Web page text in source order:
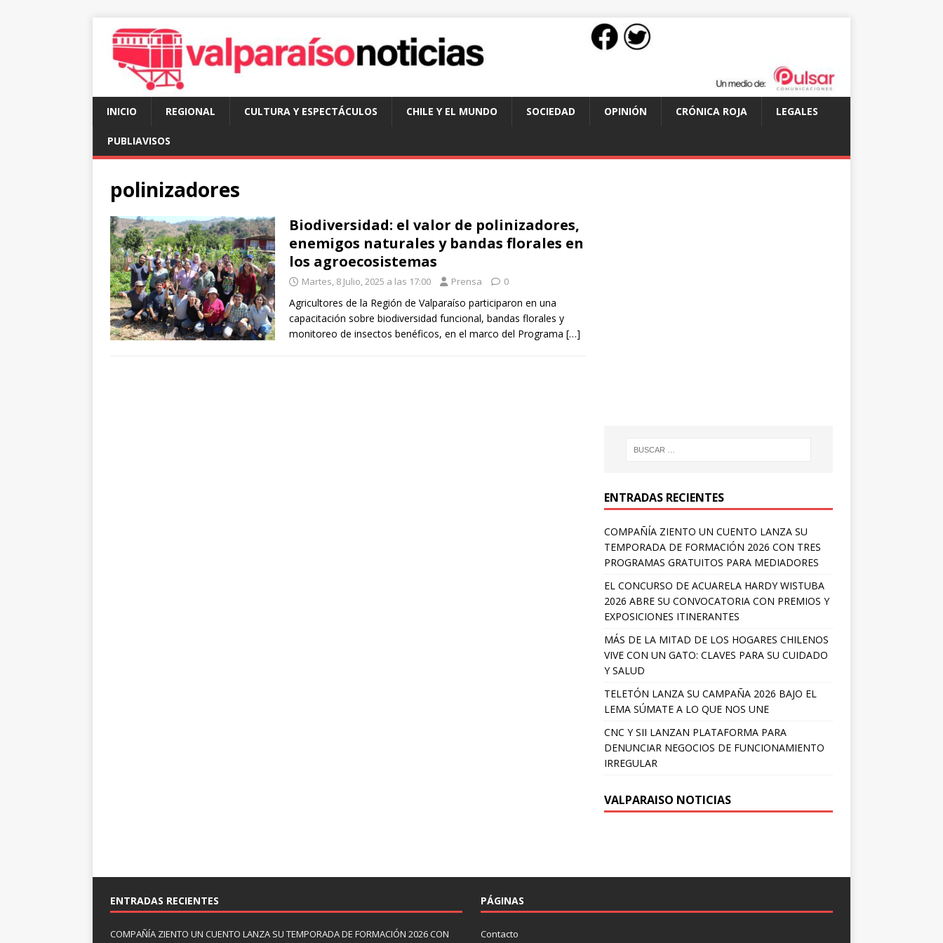
INICIO REGIONAL CULTURA Y ESPECTÁCULOS CHILE Y EL MUNDO SOCIEDAD OPINIÓN CRÓNICA ROJA LEGALES
PUBLIAVISOS
polinizadores
Biodiversidad: el valor de polinizadores,
enemigos naturales y bandas florales en
los agroecosistemas
Martes, 8 Julio, 2025 a las 17:00 Prensa 0
Agricultores de la Región de Valparaíso participaron en una
capacitación sobre biodiversidad funcional, bandas florales y
monitoreo de insectos benéficos, en el marco del Programa […]
ENTRADAS RECIENTES
COMPAÑÍA ZIENTO UN CUENTO LANZA SU
TEMPORADA DE FORMACIÓN 2026 CON TRES
PROGRAMAS GRATUITOS PARA MEDIADORES
EL CONCURSO DE ACUARELA HARDY WISTUBA
2026 ABRE SU CONVOCATORIA CON PREMIOS Y
EXPOSICIONES ITINERANTES
MÁS DE LA MITAD DE LOS HOGARES CHILENOS
VIVE CON UN GATO: CLAVES PARA SU CUIDADO
Y SALUD
TELETÓN LANZA SU CAMPAÑA 2026 BAJO EL
LEMA SÚMATE A LO QUE NOS UNE
CNC Y SII LANZAN PLATAFORMA PARA
DENUNCIAR NEGOCIOS DE FUNCIONAMIENTO
IRREGULAR
VALPARAISO NOTICIAS
ENTRADAS RECIENTES
COMPAÑÍA ZIENTO UN CUENTO LANZA SU TEMPORADA DE FORMACIÓN 2026 CON
PÁGINAS
Contacto